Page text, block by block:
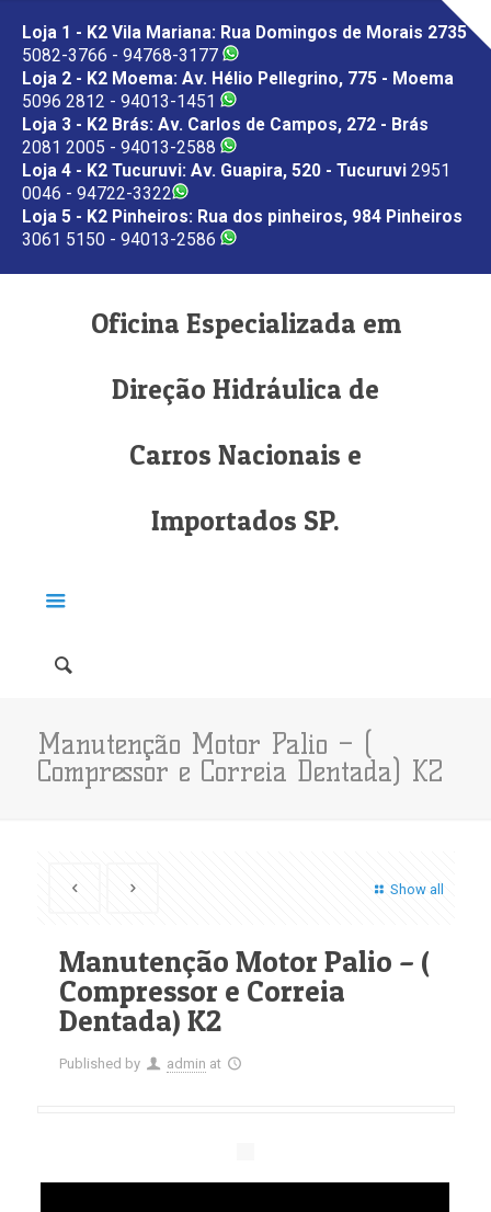
Loja 1 - K2 Vila Mariana: Rua Domingos de Morais 2735
5082-3766 - 94768-3177
Loja 2 - K2 Moema: Av. Hélio Pellegrino, 775 - Moema
5096 2812 - 94013-1451
Loja 3 - K2 Brás: Av. Carlos de Campos, 272 - Brás
2081 2005 - 94013-2588
Loja 4 - K2 Tucuruvi: Av. Guapira, 520 - Tucuruvi 2951
0046 - 94722-3322
Loja 5 - K2 Pinheiros: Rua dos pinheiros, 984 Pinheiros
3061 5150 - 94013-2586
Oficina Especializada em
Direção Hidráulica de
Carros Nacionais e
Importados SP.
Manutenção Motor Palio – (
Compressor e Correia Dentada) K2
Show all
Manutenção Motor Palio – (
Compressor e Correia
Dentada) K2
Published by admin at